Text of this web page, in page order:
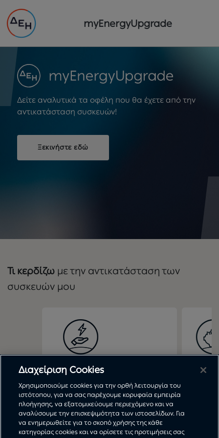
myEnergyUpgrade
Δείτε αναλυτικά τα οφέλη που θα έχετε από την
αντικατάσταση συσκευών!
Ξεκινήστε εδώ
Τι κερδίζω με την αντικατάσταση των
συσκευών μου
Μείωση στην κατανάλωση
Διαχείριση Cookies
Χρησιμοποιούμε cookies για την ορθή λειτουργία του
ιστότοπου, για να σας παρέχουμε κορυφαία εμπειρία
πλοήγησης, να εξατομικεύουμε περιεχόμενο και να
αναλύσουμε την επισκεψιμότητα των ιστοσελίδων. Για
να ενημερωθείτε για το σκοπό χρήσης της κάθε
κατηγορίας cookies και να ορίσετε τις προτιμήσεις σας